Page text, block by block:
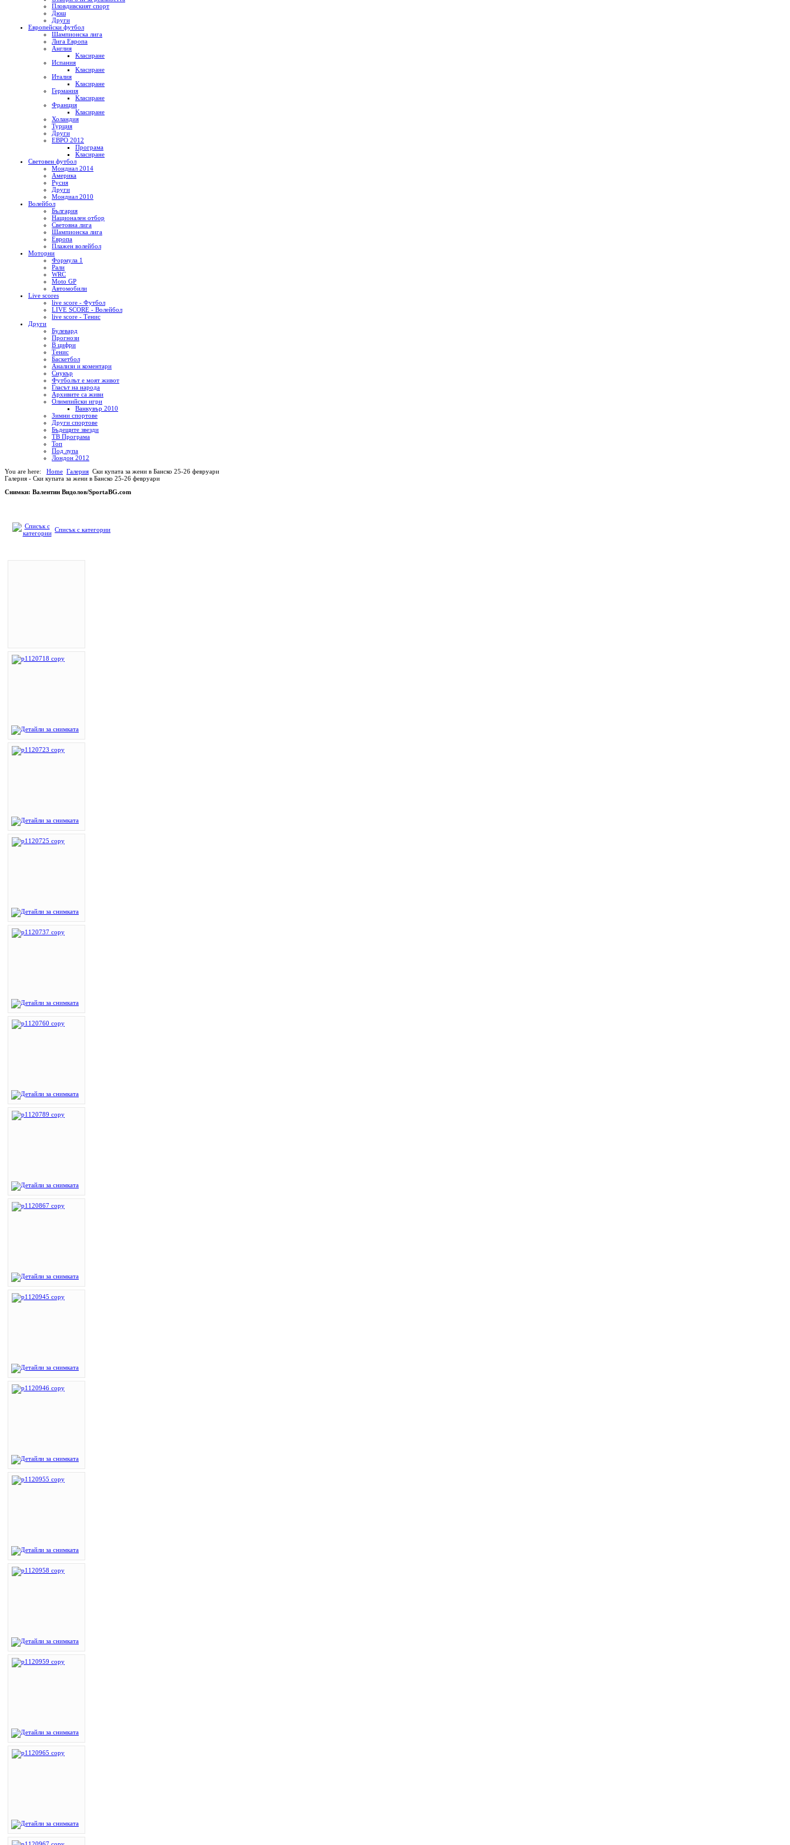
Пловдивският спорт
Дюш
Други
Европейски футбол
Шампионска лига
Лига Европа
Англия
Класиране
Испания
Класиране
Италия
Класиране
Германия
Класиране
Франция
Класиране
Холандия
Турция
Други
ЕВРО 2012
Програма
Класиране
Световен футбол
Мондиал 2014
Америка
Русия
Други
Мондиал 2010
Волейбол
България
Национален отбор
Световна лига
Шампионска лига
Европа
Плажен волейбол
Моторни
Формула 1
Рали
WRC
Moto GP
Автомобили
Live scores
live score - Футбол
LIVE SCORE - Волейбол
live score - Тенис
Други
Булевард
Прогнози
В цифри
Тенис
Баскетбол
Анализи и коментари
Снукър
Футболът е моят живот
Гласът на народа
Архивите са живи
Олимпийски игри
Ванкувър 2010
Зимни спортове
Други спортове
Бъдещите звезди
ТВ Програма
Топ
Под лупа
Лондон 2012
You are here: Home Галерия Ски купата за жени в Банско 25-26 февруари
Галерия - Ски купата за жени в Банско 25-26 февруари
Снимки: Валентин Видолов/SportaBG.com
Списък с категории